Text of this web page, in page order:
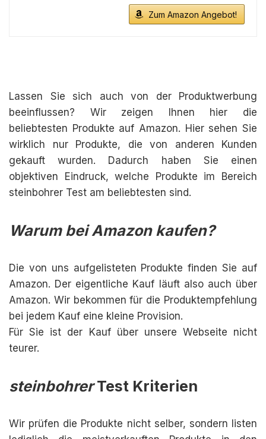
Zum Amazon Angebot!
Lassen Sie sich auch von der Produktwerbung
beeinflussen? Wir zeigen Ihnen hier die
beliebtesten Produkte auf Amazon. Hier sehen Sie
wirklich nur Produkte, die von anderen Kunden
gekauft wurden. Dadurch haben Sie einen
objektiven Eindruck, welche Produkte im Bereich
steinbohrer Test am beliebtesten sind.
Warum bei Amazon kaufen?
Die von uns aufgelisteten Produkte finden Sie auf
Amazon. Der eigentliche Kauf läuft also auch über
Amazon. Wir bekommen für die Produktempfehlung
bei jedem Kauf eine kleine Provision.
Für Sie ist der Kauf über unsere Webseite nicht
teurer.
steinbohrerTest Kriterien
Wir prüfen die Produkte nicht selber, sondern listen